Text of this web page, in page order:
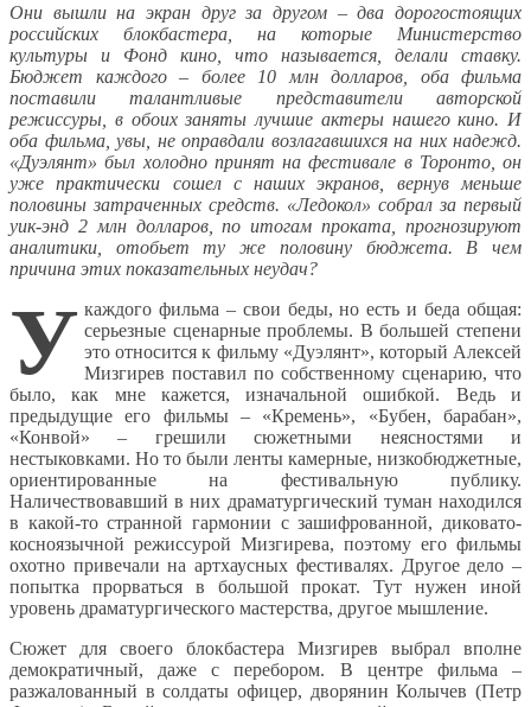
Они вышли на экран друг за другом – два дорогостоящих
российских блокбастера, на которые Министерство
культуры и Фонд кино, что называется, делали ставку.
Бюджет каждого – более 10 млн долларов, оба фильма
поставили талантливые представители авторской
режиссуры, в обоих заняты лучшие актеры нашего кино. И
оба фильма, увы, не оправдали возлагавшихся на них надежд.
«Дуэлянт» был холодно принят на фестивале в Торонто, он
уже практически сошел с наших экранов, вернув меньше
половины затраченных средств. «Ледокол» собрал за первый
уик-энд 2 млн долларов, по итогам проката, прогнозируют
аналитики, отобьет ту же половину бюджета. В чем
причина этих показательных неудач?
У каждого фильма – свои беды, но есть и беда общая:
серьезные сценарные проблемы. В большей степени
это относится к фильму «Дуэлянт», который Алексей
Мизгирев поставил по собственному сценарию, что
было, как мне кажется, изначальной ошибкой. Ведь и
предыдущие его фильмы – «Кремень», «Бубен, барабан»,
«Конвой» – грешили сюжетными неясностями и
нестыковками. Но то были ленты камерные, низкобюджетные,
ориентированные на фестивальную публику.
Наличествовавший в них драматургический туман находился
в какой-то странной гармонии с зашифрованной, диковато-
косноязычной режиссурой Мизгирева, поэтому его фильмы
охотно привечали на артхаусных фестивалях. Другое дело –
попытка прорваться в большой прокат. Тут нужен иной
уровень драматургического мастерства, другое мышление.
Сюжет для своего блокбастера Мизгирев выбрал вполне
демократичный, даже с перебором. В центре фильма –
разжалованный в солдаты офицер, дворянин Колычев (Петр